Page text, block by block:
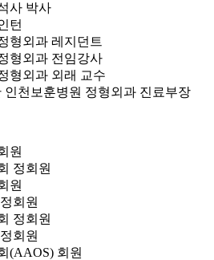
사 박사
턴
형외과 레지던트
형외과 전임강사
형외과 외래 교수
인천보훈병원 정형외과 진료부장
원
정회원
원
회원
정회원
회원
(AAOS) 회원